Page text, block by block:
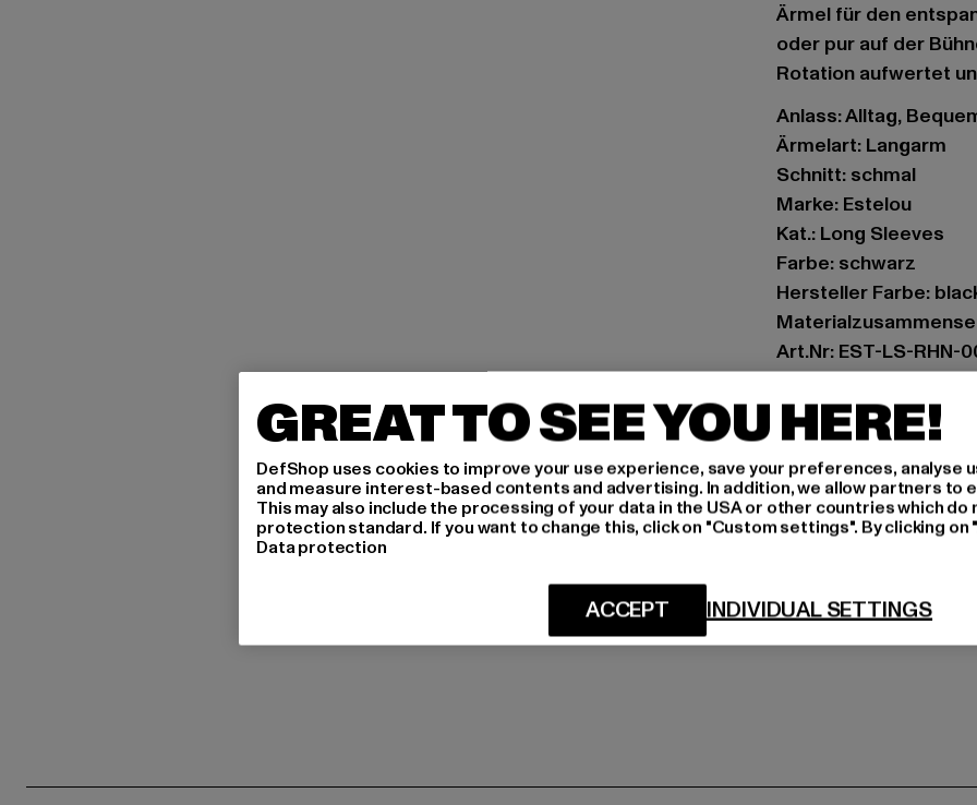
Ärmel für den
oder pur auf der
Rotation aufwertet
Anlass: Alltag,
Ärmelart: Langarm
Schnitt: schmal
Marke: Estelou
Kat.: Long Sleeves
Farbe: schwarz
Hersteller Farbe:
Art.Nr: EST-LS-RHN-
Hersteller: TB
Dr.-Robert-Murjahn-
GRÖSSE
LIEFERUNG &
GREAT TO SEE YOU HERE!
DefShop uses cookies to improve your use experience, save your preferences, analyse
and measure interest-based contents and advertising. In addition, we allow partners to
This may also include the processing of your data in the USA or other countries which do
protection standard. If you want to change this, click on "Custom settings". By clicking
Data protection
INDIVIDUAL SETTINGS
ACCEPT